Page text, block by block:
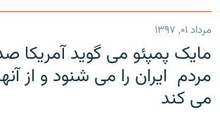
مرداد ۰۱, ۱۳۹۷
مایک پمپئو می گوید آمریکا
مردم ایران را می شنود و از
می کند